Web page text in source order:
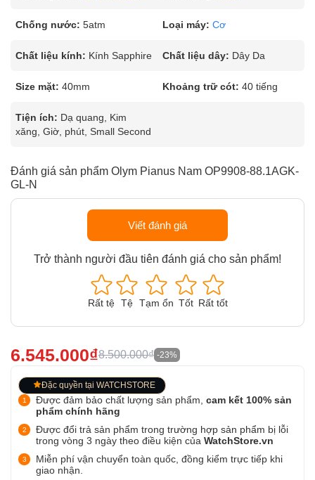
Chống nước: 5atm Loại máy: Cơ
Chất liệu kính: Kính Sapphire Chất liệu dây: Dây Da
Size mặt: 40mm Khoảng trữ cót: 40 tiếng
Tiện ích: Dạ quang, Kim
xăng, Giờ, phút, Small Second
Đánh giá sản phẩm Olym Pianus Nam OP9908-88.1AGK-
GL-N
Viết đánh giá
Trở thành người đầu tiên đánh giá cho sản phẩm!
Rất tệ Tệ Tạm ổn Tốt Rất tốt
6.545.000₫8.500.000₫ -23%
Đặc quyền tại WATCHSTORE
Được đảm bảo chất lượng sản phẩm, cam kết 100% sản
phẩm chính hãng
Được đổi trả sản phẩm trong trường hợp sản phẩm bị lỗi
trong vòng 3 ngày theo điều kiện của WatchStore.vn
Miễn phí vận chuyển toàn quốc, đồng kiểm trực tiếp khi
giao nhận.